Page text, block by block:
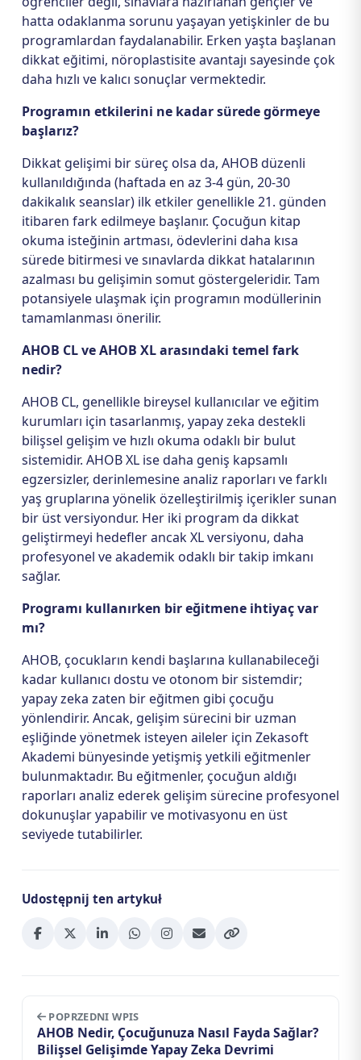
hatta odaklanma sorunu yaşayan yetişkinler de bu
programlardan faydalanabilir. Erken yaşta başlanan
dikkat eğitimi, nöroplastisite avantajı sayesinde çok
daha hızlı ve kalıcı sonuçlar vermektedir.
Programın etkilerini ne kadar sürede görmeye
başlarız?
Dikkat gelişimi bir süreç olsa da, AHOB düzenli
kullanıldığında (haftada en az 3-4 gün, 20-30
dakikalık seanslar) ilk etkiler genellikle 21. günden
itibaren fark edilmeye başlanır. Çocuğun kitap
okuma isteğinin artması, ödevlerini daha kısa
sürede bitirmesi ve sınavlarda dikkat hatalarının
azalması bu gelişimin somut göstergeleridir. Tam
potansiyele ulaşmak için programın modüllerinin
tamamlanması önerilir.
AHOB CL ve AHOB XL arasındaki temel fark
nedir?
AHOB CL, genellikle bireysel kullanıcılar ve eğitim
kurumları için tasarlanmış, yapay zeka destekli
bilişsel gelişim ve hızlı okuma odaklı bir bulut
sistemidir. AHOB XL ise daha geniş kapsamlı
egzersizler, derinlemesine analiz raporları ve farklı
yaş gruplarına yönelik özelleştirilmiş içerikler sunan
bir üst versiyondur. Her iki program da dikkat
geliştirmeyi hedefler ancak XL versiyonu, daha
profesyonel ve akademik odaklı bir takip imkanı
sağlar.
Programı kullanırken bir eğitmene ihtiyaç var
mı?
AHOB, çocukların kendi başlarına kullanabileceği
kadar kullanıcı dostu ve otonom bir sistemdir;
yapay zeka zaten bir eğitmen gibi çocuğu
yönlendirir. Ancak, gelişim sürecini bir uzman
eşliğinde yönetmek isteyen aileler için Zekasoft
Akademi bünyesinde yetişmiş yetkili eğitmenler
bulunmaktadır. Bu eğitmenler, çocuğun aldığı
raporları analiz ederek gelişim sürecine profesyonel
dokunuşlar yapabilir ve motivasyonu en üst
seviyede tutabilirler.
Udostępnij ten artykuł
POPRZEDNI WPIS
AHOB Nedir, Çocuğunuza Nasıl Fayda Sağlar?
Bilişsel Gelişimde Yapay Zeka Devrimi